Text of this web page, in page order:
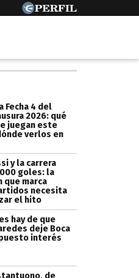
Fecha 4 del
2026: qué
juegan este
verlos en
y la carrera
goles: la
que marca
necesita
el hito
hay de que
deje Boca
interés